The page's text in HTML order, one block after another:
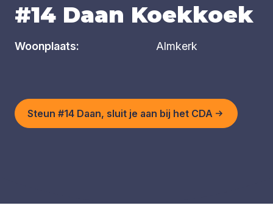
#14 Daan Koekkoek
Woonplaats: Almkerk
Steun #14 Daan, sluit je aan bij het CDA